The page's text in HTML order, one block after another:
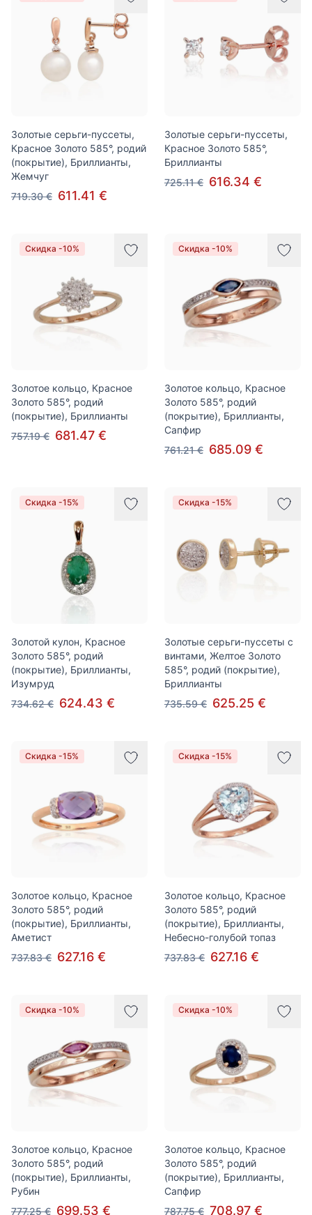
Золотые серьги-пуссеты,
Красное Золото 585°, родий
(покрытие), Бриллианты,
Жемчуг
719.30 € 611.41 €
Золотые серьги-пуссеты,
Красное Золото 585°,
Бриллианты
725.11 € 616.34 €
Скидка -10%
Золотое кольцо, Красное
Золото 585°, родий
(покрытие), Бриллианты
757.19 € 681.47 €
Скидка -10%
Золотое кольцо, Красное
Золото 585°, родий
(покрытие), Бриллианты,
Сапфир
761.21 € 685.09 €
Скидка -15%
Золотой кулон, Красное
Золото 585°, родий
(покрытие), Бриллианты,
Изумруд
734.62 € 624.43 €
Скидка -15%
Золотые серьги-пуссеты с
винтами, Желтое Золото
585°, родий (покрытие),
Бриллианты
735.59 € 625.25 €
Скидка -15%
Золотое кольцо, Красное
Золото 585°, родий
(покрытие), Бриллианты,
Аметист
737.83 € 627.16 €
Скидка -15%
Золотое кольцо, Красное
Золото 585°, родий
(покрытие), Бриллианты,
Небесно-голубой топаз
737.83 € 627.16 €
Скидка -10%
Золотое кольцо, Красное
Золото 585°, родий
(покрытие), Бриллианты,
Рубин
777.25 € 699.53 €
Скидка -10%
Золотое кольцо, Красное
Золото 585°, родий
(покрытие), Бриллианты,
Сапфир
787.75 € 708.97 €